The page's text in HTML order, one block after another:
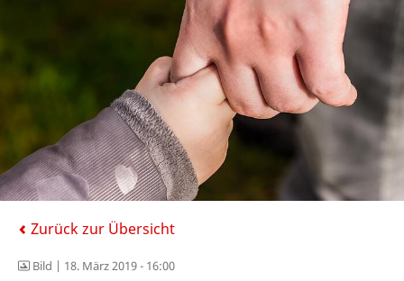
Zurück zur Übersicht
Bild | 18. März 2019 - 16:00